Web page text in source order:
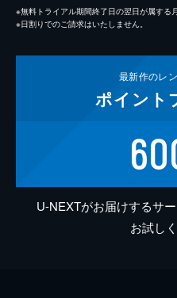
※無料トライアル期間終了日の翌日が属する
※日割りでのご請求はいたしません。
最新作のレ
ポイント
U-NEXTがお届けするサ
お試し